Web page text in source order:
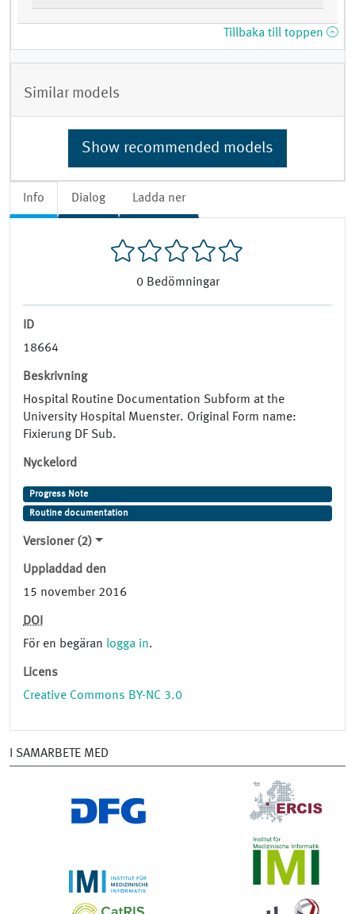
Info Dialog Ladda ner
0 Bedömningar
ID
18664
Beskrivning
Hospital Routine Documentation Subform at the
University Hospital Muenster. Original Form name:
Fixierung DF Sub.
Nyckelord
Progress Note
Routine documentation
Versioner (2)
Uppladdad den
15 november 2016
DOI
För en begäran logga in.
Licens
Creative Commons BY-NC 3.0
Tillbaka till toppen
Similar models
Show recommended models
I SAMARBETE MED